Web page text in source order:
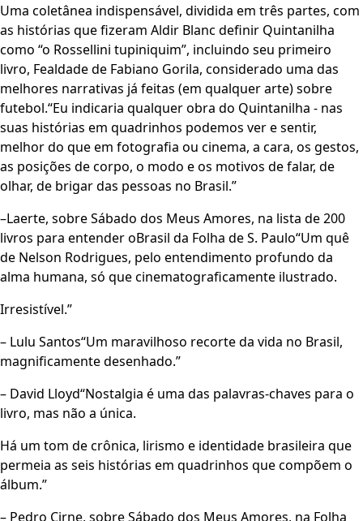
Uma coletânea indispensável, dividida em três partes, com
as histórias que fizeram Aldir Blanc definir Quintanilha
como “o Rossellini tupiniquim”, incluindo seu primeiro
livro, Fealdade de Fabiano Gorila, considerado uma das
melhores narrativas já feitas (em qualquer arte) sobre
futebol.“Eu indicaria qualquer obra do Quintanilha - nas
suas histórias em quadrinhos podemos ver e sentir,
melhor do que em fotografia ou cinema, a cara, os gestos,
as posições de corpo, o modo e os motivos de falar, de
olhar, de brigar das pessoas no Brasil.”
–Laerte, sobre Sábado dos Meus Amores, na lista de 200
livros para entender oBrasil da Folha de S. Paulo“Um quê
de Nelson Rodrigues, pelo entendimento profundo da
alma humana, só que cinematograficamente ilustrado.
Irresistível.”
– Lulu Santos“Um maravilhoso recorte da vida no Brasil,
magnificamente desenhado.”
– David Lloyd“Nostalgia é uma das palavras-chaves para o
livro, mas não a única.
Há um tom de crônica, lirismo e identidade brasileira que
permeia as seis histórias em quadrinhos que compõem o
álbum.”
– Pedro Cirne, sobre Sábado dos Meus Amores, na Folha